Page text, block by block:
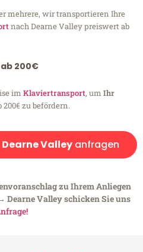
mehrere, wir transportieren Ihre
nach Dearne Valley preiswert ab
ab 200€
im Klaviertransport, um Ihr
200€ zu befördern.
Valleyanfragen
zu Ihrem Anliegen
Dearne Valley schicken Sie uns